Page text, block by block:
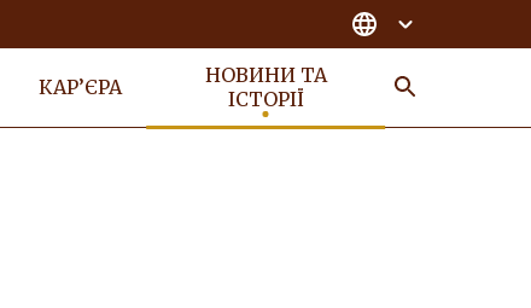
КАР’ЄРА
НОВИНИ ТА
ІСТОРІЇ